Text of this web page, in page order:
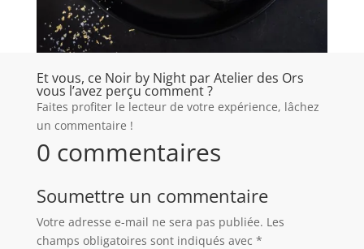
Et vous, ce Noir by Night par Atelier des Ors
vous l’avez perçu comment ?
Faites profiter le lecteur de votre expérience, lâchez
un commentaire !
0 commentaires
Soumettre un commentaire
Votre adresse e-mail ne sera pas publiée. Les
champs obligatoires sont indiqués avec *